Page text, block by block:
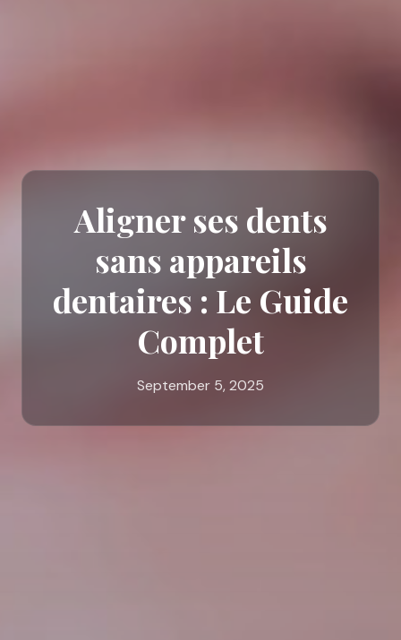
Aligner ses dents
sans appareils
dentaires : Le Guide
Complet
September 5, 2025